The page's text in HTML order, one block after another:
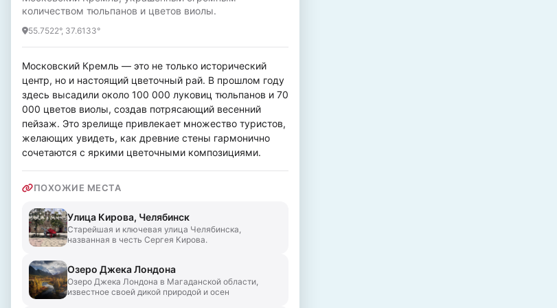
количеством тюльпанов и цветов виолы.
55.7522°, 37.6133°
Московский Кремль — это не только исторический
центр, но и настоящий цветочный рай. В прошлом году
здесь высадили около 100 000 луковиц тюльпанов и 70
000 цветов виолы, создав потрясающий весенний
пейзаж. Это зрелище привлекает множество туристов,
желающих увидеть, как древние стены гармонично
сочетаются с яркими цветочными композициями.
ПОХОЖИЕ МЕСТА
Улица Кирова, Челябинск
Старейшая и ключевая улица Челябинска,
названная в честь Сергея Кирова.
Озеро Джека Лондона
Озеро Джека Лондона в Магаданской области,
известное своей дикой природой и осен